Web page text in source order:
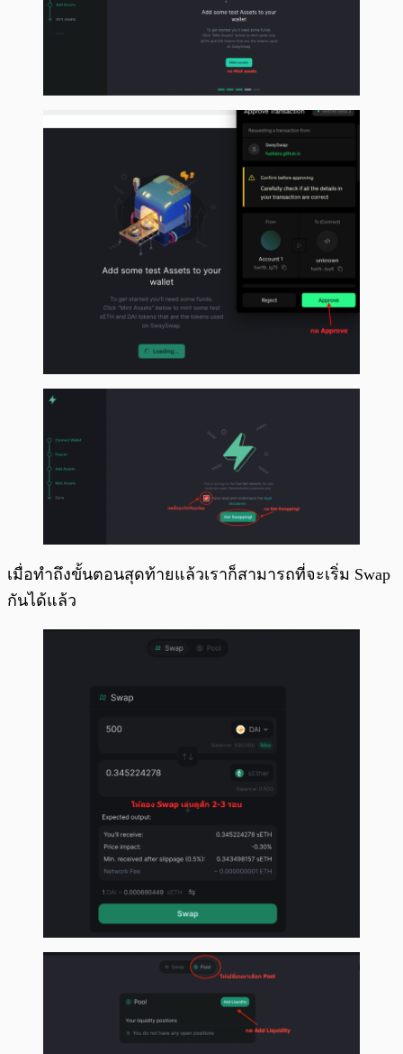
เมื่อทำถึงขั้นตอนสุดท้ายแล้วเราก็สามารถที่จะเริ่ม Swap
กันได้แล้ว